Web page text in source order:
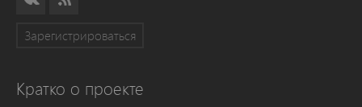
Зарегистрироваться
Кратко о проекте